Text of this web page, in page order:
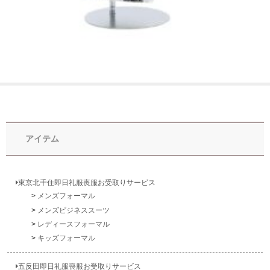
アイテム
東京北千住即日礼服喪服お受取りサービス
メンズフォーマル
メンズビジネススーツ
レディースフォーマル
キッズフォーマル
五反田即日礼服喪服お受取りサービス